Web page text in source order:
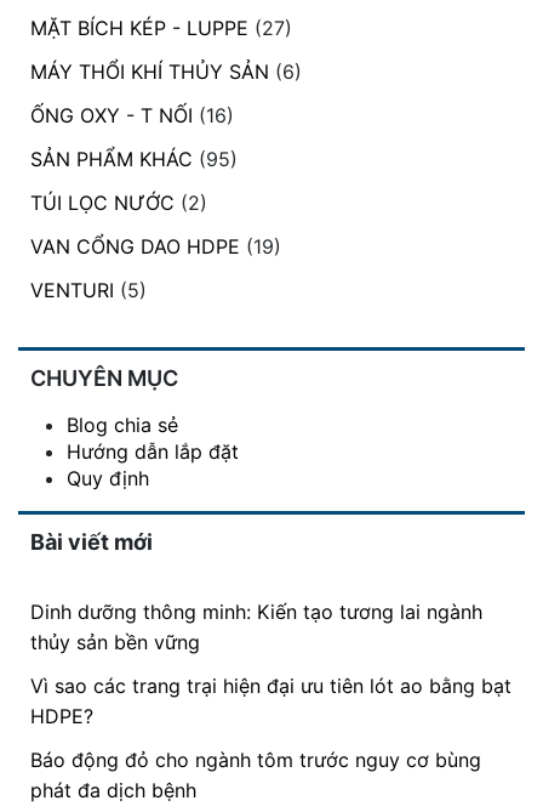
MẶT BÍCH KÉP - LUPPE (27)
MÁY THỔI KHÍ THỦY SẢN (6)
ỐNG OXY - T NỐI (16)
SẢN PHẨM KHÁC (95)
TÚI LỌC NƯỚC (2)
VAN CỔNG DAO HDPE (19)
VENTURI (5)
CHUYÊN MỤC
Blog chia sẻ
Hướng dẫn lắp đặt
Quy định
Bài viết mới
Dinh dưỡng thông minh: Kiến tạo tương lai ngành
thủy sản bền vững
Vì sao các trang trại hiện đại ưu tiên lót ao bằng bạt
HDPE?
Báo động đỏ cho ngành tôm trước nguy cơ bùng
phát đa dịch bệnh